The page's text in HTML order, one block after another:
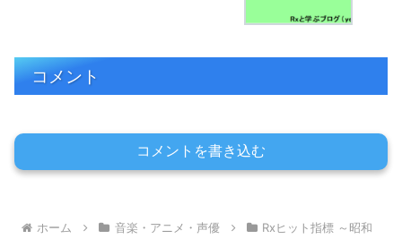
コメント
コメントを書き込む
ホーム 音楽・アニメ・声優
Rxヒット指標 ～昭和